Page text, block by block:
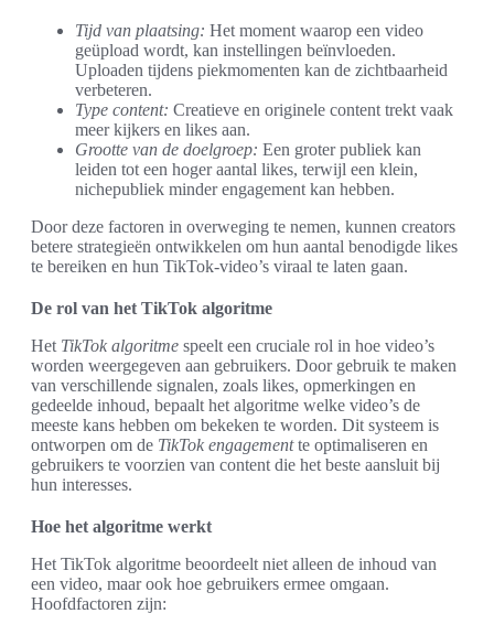
Tijd van plaatsing: Het moment waarop een video
geüpload wordt, kan instellingen beïnvloeden.
Uploaden tijdens piekmomenten kan de zichtbaarheid
verbeteren.
Type content: Creatieve en originele content trekt vaak
meer kijkers en likes aan.
Grootte van de doelgroep: Een groter publiek kan
leiden tot een hoger aantal likes, terwijl een klein,
nichepubliek minder engagement kan hebben.
Door deze factoren in overweging te nemen, kunnen creators
betere strategieën ontwikkelen om hun aantal benodigde likes
te bereiken en hun TikTok-video’s viraal te laten gaan.
De rol van het TikTok algoritme
Het TikTok algoritme speelt een cruciale rol in hoe video’s
worden weergegeven aan gebruikers. Door gebruik te maken
van verschillende signalen, zoals likes, opmerkingen en
gedeelde inhoud, bepaalt het algoritme welke video’s de
meeste kans hebben om bekeken te worden. Dit systeem is
ontworpen om de TikTok engagementte optimaliseren en
gebruikers te voorzien van content die het beste aansluit bij
hun interesses.
Hoe het algoritme werkt
Het TikTok algoritme beoordeelt niet alleen de inhoud van
een video, maar ook hoe gebruikers ermee omgaan.
Hoofdfactoren zijn: